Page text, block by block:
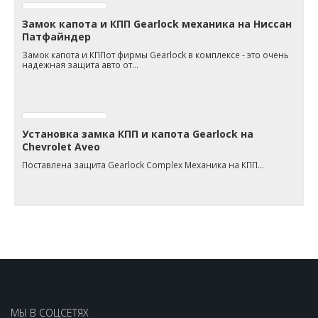
Замок капота и КПП Gearlock механика на Ниссан
Патфайндер
Замок капота и КППот фирмы Gearlock в комплексе - это очень
надежная защита авто от…
Установка замка КПП и капота Gearlock на
Chevrolet Aveo
Поставлена защита Gearlock Complex Механика на КПП…
МЫ В СОЦСЕТЯХ